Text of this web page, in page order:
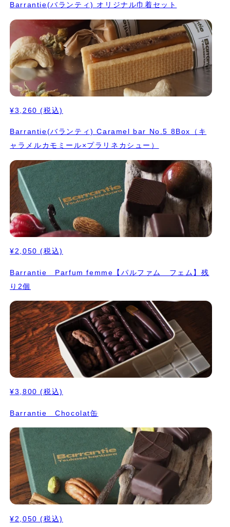
Barrantie(バランティ) オリジナル巾着セット
¥3,260 (税込)
Barrantie(バランティ) Caramel bar No.5 8Box（キ
ャラメルカモミール×プラリネカシュー）
¥2,050 (税込)
Barrantie Parfum femme【パルファム フェム】残
り2個
¥3,800 (税込)
Barrantie Chocolat缶
¥2,050 (税込)